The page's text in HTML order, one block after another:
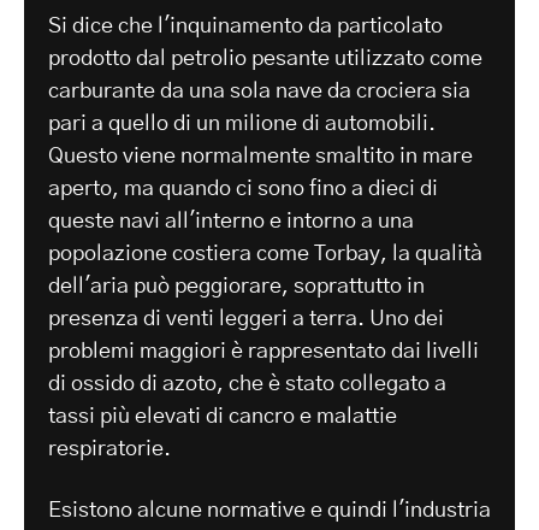
Si dice che l'inquinamento da particolato
prodotto dal petrolio pesante utilizzato come
carburante da una sola nave da crociera sia
pari a quello di un milione di automobili.
Questo viene normalmente smaltito in mare
aperto, ma quando ci sono fino a dieci di
queste navi all'interno e intorno a una
popolazione costiera come Torbay, la qualità
dell'aria può peggiorare, soprattutto in
presenza di venti leggeri a terra. Uno dei
problemi maggiori è rappresentato dai livelli
di ossido di azoto, che è stato collegato a
tassi più elevati di cancro e malattie
respiratorie.
Esistono alcune normative e quindi l'industria